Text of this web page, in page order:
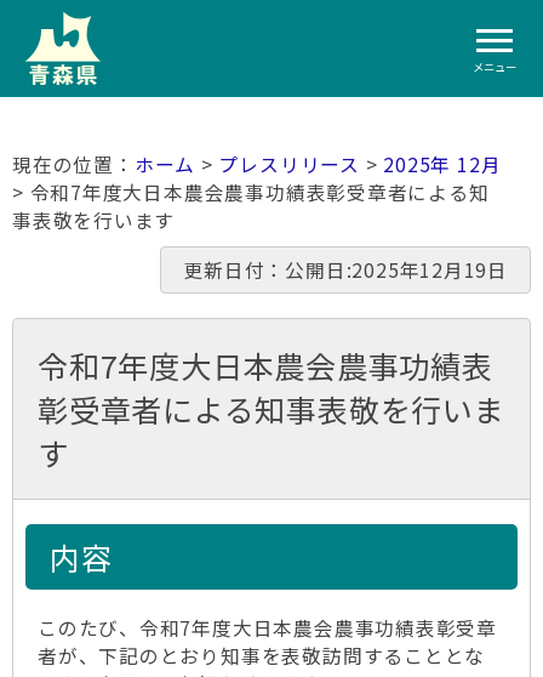
メニュー
ホーム > プレスリリース > 2025年 12月
> 令和7年度大日本農会農事功績表彰受章者による知
事表敬を行います
更新日付：公開日:2025年12月19日
令和7年度大日本農会農事功績表
彰受章者による知事表敬を行いま
す
内容
このたび、令和7年度大日本農会農事功績表彰受章
者が、下記のとおり知事を表敬訪問することとな